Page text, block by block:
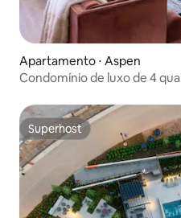
Apartamento ⋅ Aspen
Condomínio de luxo de 4
Superhost
Superhost